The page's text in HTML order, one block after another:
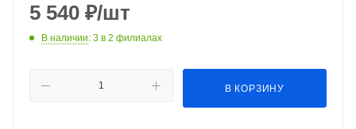
5 540 ₽/шт
В наличии: 3 в 2 филиалах
В КОРЗИНУ